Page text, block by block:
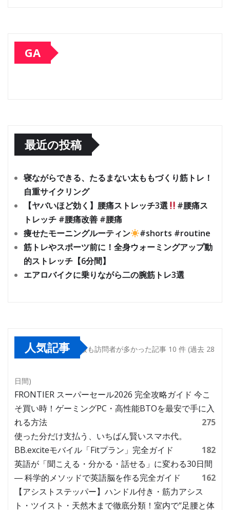
GA
最近の投稿
寝ながらできる、たるまない太ももづくり筋トレ！
自重サイクリング
【ヤバいほど効く】腰痛ストレッチ3選
#腰痛ス
トレッチ #腰痛改善 #腰痛
痩せたモーニングルーティン
#shorts #routine
筋トレやスポーツ前に！全身ウォーミングアップ動
的ストレッチ【6分間】
エアロバイクに乗りながら二の腕筋トレ3選
人気記事 最も訪問者が多かった記事 10 件 (過去 28
日間)
FRONTIER スーパーセール2026 完全攻略ガイド 今こ
そ買い時！ゲーミングPC・高性能BTOを最安で手に入
れる方法
275
使った分だけ支払う、いちばん賢いスマホ代。
BB.exciteモバイル「Fitプラン」完全ガイド
182
英語が「聞こえる・分かる・話せる」に変わる30日間
― 科学的メソッドで英語脳を作る完全ガイド
162
【アシストステッパー】ハンドル付き・筋力アシス
ト・ツイスト・天然木まで徹底分類！室内で“足腰と体